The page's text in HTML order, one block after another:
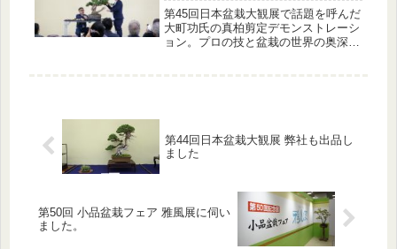
第45回日本盆栽大観展で話題を呼んだ
大町功氏の真柏剪定デモンストレーシ
ョン。プロの技と盆栽の世界の奥深さ
第44回日本盆栽大観展 弊社も出品し
ました
第50回 小品盆栽フェア 雅風展に伺い
ました。